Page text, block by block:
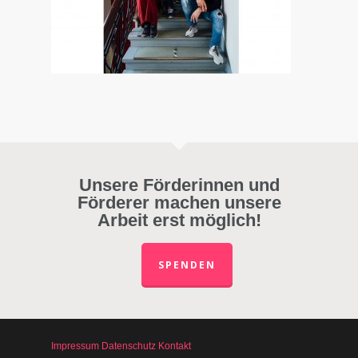
Unsere Förderinnen und
Förderer machen unsere
Arbeit erst möglich!
SPENDEN
Impressum Datenschutz Kontakt